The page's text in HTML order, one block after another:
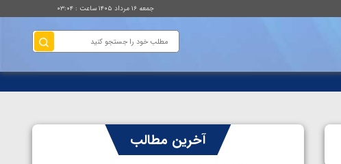
جمعه ۱۶ مرداد ۱۴۰۵ ساعت : ۰۳:۰۴
آخرین مطالب